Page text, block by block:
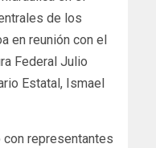
de los
en reunión con el
Federal Julio
Estatal, Ismael
con representantes